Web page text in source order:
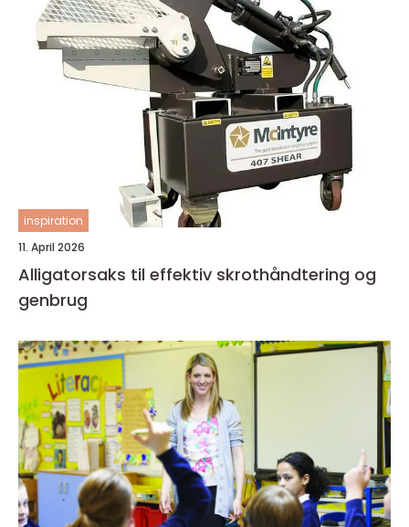
inspiration
11. April 2026
Alligatorsaks til effektiv skrothåndtering og
genbrug